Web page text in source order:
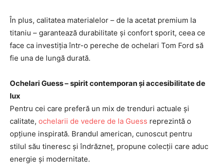
În plus, calitatea materialelor – de la acetat premium la
titaniu – garantează durabilitate și confort sporit, ceea ce
face ca investiția într-o pereche de ochelari Tom Ford să
fie una de lungă durată.
Ochelari Guess – spirit contemporan și accesibilitate de
lux
Pentru cei care preferă un mix de trenduri actuale și
calitate, ochelarii de vedere de la Guess reprezintă o
opțiune inspirată. Brandul american, cunoscut pentru
stilul său tineresc și îndrăzneț, propune colecții care aduc
energie și modernitate.